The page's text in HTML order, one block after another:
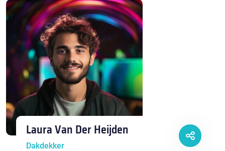
Laura Van Der Heijden
Dakdekker